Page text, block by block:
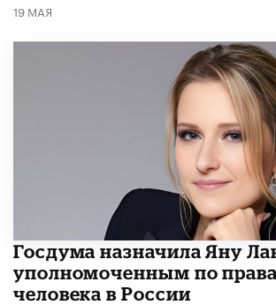
19 МАЯ
Госдума назначила Яну
уполномоченным по
человека в России